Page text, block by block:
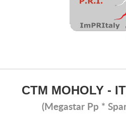
CTM MOHOLY -
(Megastar Pp *